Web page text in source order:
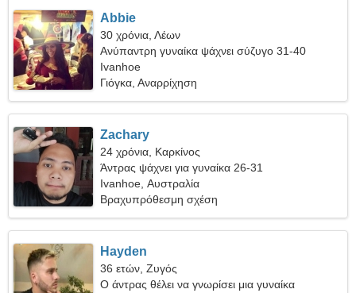
Abbie
30 χρόνια, Λέων
Ανύπαντρη γυναίκα ψάχνει σύζυγο 31-40
Ivanhoe
Γιόγκα, Αναρρίχηση
Zachary
24 χρόνια, Καρκίνος
Άντρας ψάχνει για γυναίκα 26-31
Ivanhoe, Αυστραλία
Βραχυπρόθεσμη σχέση
Hayden
36 ετών, Ζυγός
Ο άντρας θέλει να γνωρίσει μια γυναίκα